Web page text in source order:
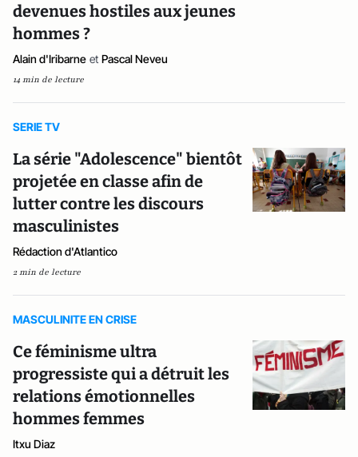
devenues hostiles aux jeunes
hommes ?
Alain d'Iribarne et Pascal Neveu
14 min de lecture
SERIE TV
La série "Adolescence" bientôt
projetée en classe afin de
lutter contre les discours
masculinistes
Rédaction d'Atlantico
2 min de lecture
MASCULINITE EN CRISE
Ce féminisme ultra
progressiste qui a détruit les
relations émotionnelles
hommes femmes
Itxu Diaz